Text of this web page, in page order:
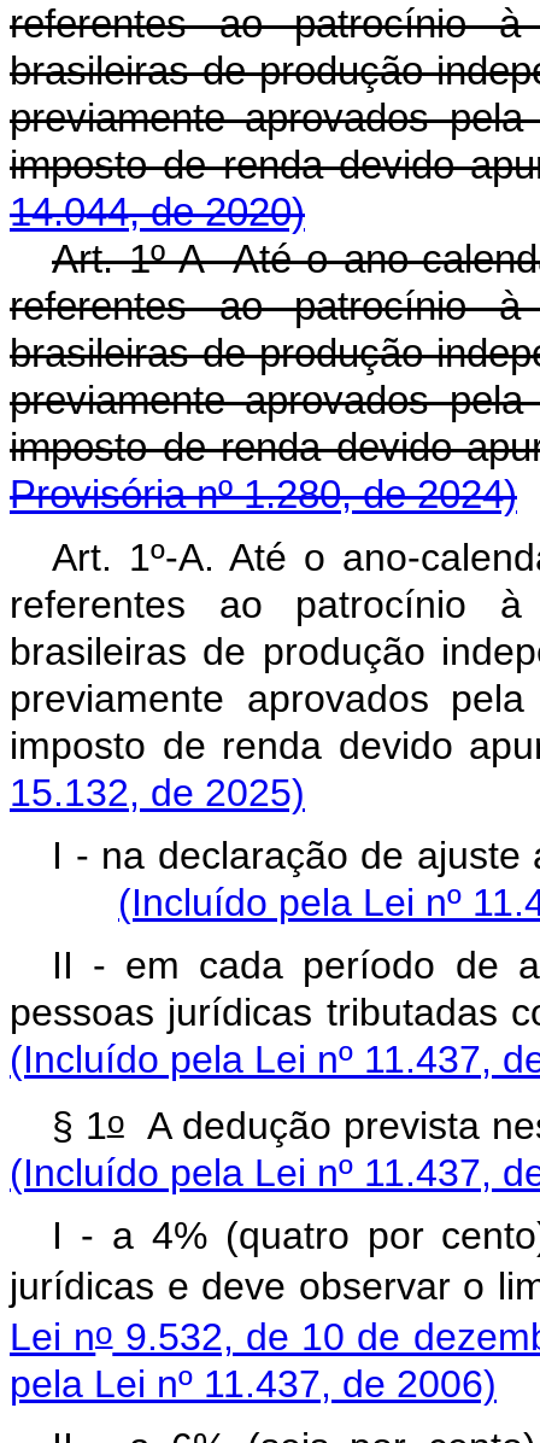
referentes ao patrocínio
brasileiras de produção
previamente aprovados
imposto de renda devido
14.044, de 2020)
Art. 1º-A Até o ano-
referentes ao patrocínio
brasileiras de produção
previamente aprovados
imposto de renda devido
Provisória nº 1.280, de 2024)
Art. 1º-A. Até o ano-
referentes ao patrocínio
brasileiras de produção
previamente aprovados
imposto de renda devido
15.132, de 2025)
I - na declaração de
(Incluído pela Lei nº
II - em cada período de
pessoas jurídicas
(Incluído pela Lei nº 11.437,
§ 1oA dedução
(Incluído pela Lei nº 11.437,
I - a 4% (quatro por
jurídicas e deve observar o
Lei no9.532, de 10 de
pela Lei nº 11.437, de 2006)